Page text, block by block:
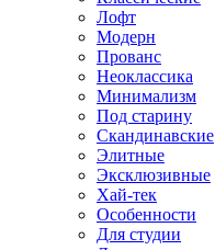
Лофт
Модерн
Прованс
Неоклассика
Минимализм
Под старину
Скандинавские
Элитные
Эксклюзивные
Хай-тек
Особенности
Для студии